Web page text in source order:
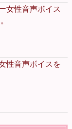
女性音声ボイス
性音声ボイスを